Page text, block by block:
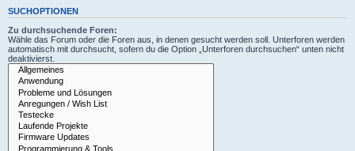
SUCHOPTIONEN
Zu durchsuchende Foren:
Wähle das Forum oder die Foren aus, in denen gesucht werden soll. Unterforen werden
automatisch mit durchsucht, sofern du die Option „Unterforen durchsuchen“ unten nicht
deaktivierst.